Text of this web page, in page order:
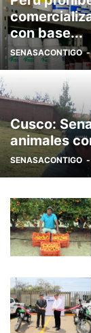
con base...
SENASACONTIGO -
Cusco:
animales
SENASACONTIGO -